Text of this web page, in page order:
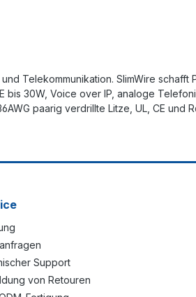
Telekommunikation. SlimWire
30W, Voice over IP, analoge
paarig verdrillte Litze, UL, CE und
Support
von Retouren